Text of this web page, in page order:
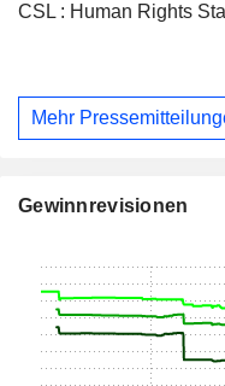
CSL : Human Rights
Mehr
Gewinnrevisionen